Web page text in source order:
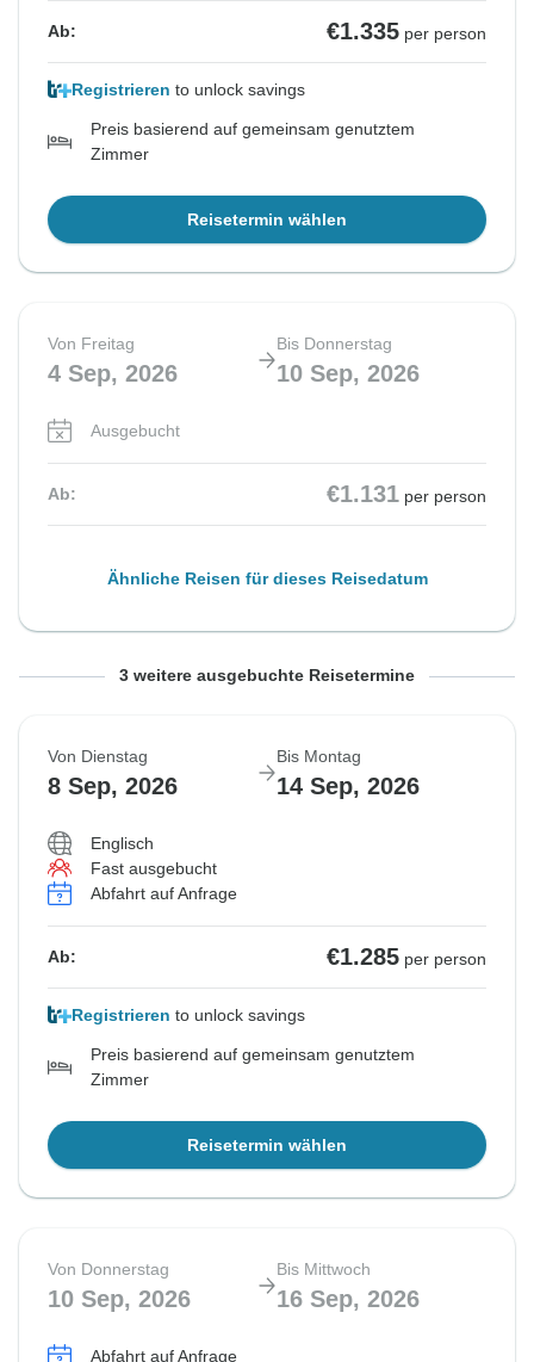
Ab: €1.335 per person
Registrieren to unlock savings
Preis basierend auf gemeinsam genutztem
Zimmer
Reisetermin wählen
Von Freitag
4 Sep, 2026
Bis Donnerstag
10 Sep, 2026
Ausgebucht
Ab: €1.131 per person
Ähnliche Reisen für dieses Reisedatum
Von Samstag Bis Freitag
Ausgebucht
Ähnliche Reisen für dieses Reisedatum
Von Sonntag Bis Samstag
Ausgebucht
Ähnliche Reisen für dieses Reisedatum
Von Montag Bis Sonntag
Ausgebucht
Ähnliche Reisen für dieses Reisedatum
3 weitere ausgebuchte Reisetermine
Von Dienstag
8 Sep, 2026
Bis Montag
14 Sep, 2026
Englisch
Fast ausgebucht
Abfahrt auf Anfrage
Ab: €1.285 per person
Registrieren to unlock savings
Preis basierend auf gemeinsam genutztem
Zimmer
Reisetermin wählen
Von Donnerstag
10 Sep, 2026
Bis Mittwoch
16 Sep, 2026
Abfahrt auf Anfrage